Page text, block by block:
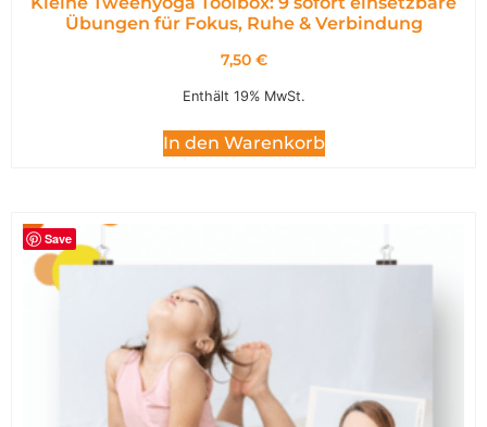
Übungen für Fokus, Ruhe & Verbindung
7,50 €
Enthält 19% MwSt.
In den Warenkorb
Save